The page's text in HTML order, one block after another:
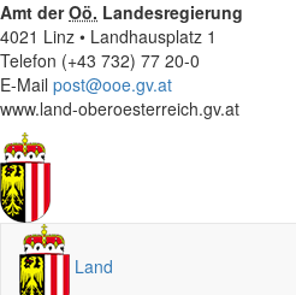
Amt derOö. Landesregierung
4021 Linz • Landhausplatz 1
Telefon (+43 732) 77 20-0
E-Mail post@ooe.gv.at
www.land-oberoesterreich.gv.at
Land